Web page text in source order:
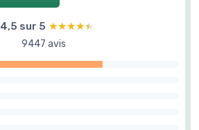
4,5 sur 5 ★★★★★
★★★★★
9447 avis